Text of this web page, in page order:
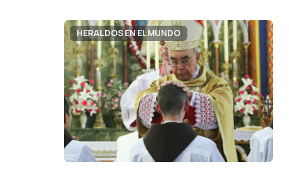
HERALDOS EN EL MUNDO